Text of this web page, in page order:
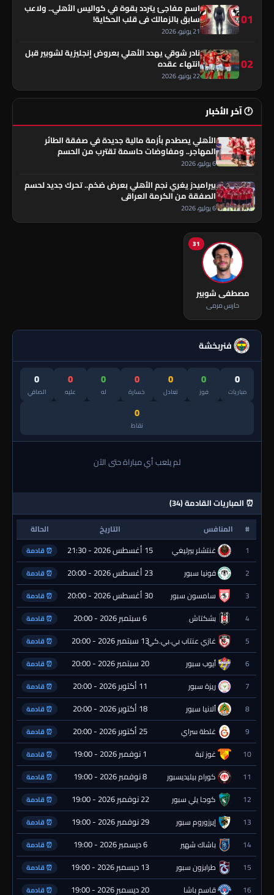
01
اسم مفاجئ يتردد بقوة في كواليس الأهلي.. ولاعب
سابق بالزمالك في قلب الحكاية!
21 يونيو، 2026
02
نادر شوقي يهدد الأهلي بعروض إنجليزية لشوبير قبل
انتهاء عقده
22 يونيو، 2026
🕐 آخر الأخبار
الأهلي يصطدم بأزمة مالية جديدة في صفقة الطائر
المهاجر.. ومفاوضات حاسمة تقترب من الحسم
6 يوليو، 2026
بيراميدز يغري نجم الأهلي بعرض ضخم.. تحرك جديد لحسم
الصفقة من الكرمة العراقي
6 يوليو، 2026
31
مصطفى شوبير
حارس مرمى
فنربخشة
0
مباريات
0
فوز
0
تعادل
0
خسارة
0
له
0
عليه
0
الصافي
0
نقاط
لم يلعب أي مباراة حتى الآن
⏰ المباريات القادمة (34)
# المنافس التاريخ
الحالة
1
غنتشلر بيرليغي 15 أغسطس 2026 - 21:30 ⏰ قادمة
2 قونيا سبور 23 أغسطس 2026 - 20:00 ⏰ قادمة
3 سامسون سبور 30 أغسطس 2026 - 20:00 ⏰ قادمة
4 بشكتاش 6 سبتمبر 2026 - 20:00 ⏰ قادمة
5 غازي عنتاب بي.بي.كي.13 سبتمبر 2026 - 20:00 ⏰ قادمة
6 أيوب سبور 20 سبتمبر 2026 - 20:00 ⏰ قادمة
7 ريزة سبور 11 أكتوبر 2026 - 20:00 ⏰ قادمة
8 ألانيا سبور 18 أكتوبر 2026 - 20:00 ⏰ قادمة
9 غلطة سراي 25 أكتوبر 2026 - 20:00 ⏰ قادمة
10 غوز تبة 1 نوفمبر 2026 - 19:00 ⏰ قادمة
11 كورام بيليديسبور 8 نوفمبر 2026 - 19:00 ⏰ قادمة
12 كوجا يلي سبور 22 نوفمبر 2026 - 19:00 ⏰ قادمة
13 إيرزوروم سبور 29 نوفمبر 2026 - 19:00 ⏰ قادمة
14 باشاك شهير 6 ديسمبر 2026 - 19:00 ⏰ قادمة
15 طرابزون سبور 13 ديسمبر 2026 - 19:00 ⏰ قادمة
16 قاسم باشا 20 ديسمبر 2026 - 19:00 ⏰ قادمة